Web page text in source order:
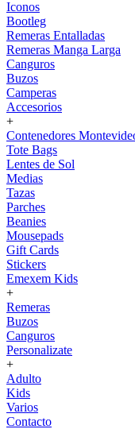
Iconos
Bootleg
Remeras Entalladas
Remeras Manga Larga
Canguros
Buzos
Camperas
Accesorios
+
Contenedores
Tote Bags
Lentes de Sol
Medias
Tazas
Parches
Beanies
Mousepads
Gift Cards
Stickers
Emexem Kids
+
Remeras
Buzos
Canguros
Personalizate
+
Adulto
Kids
Varios
Contacto